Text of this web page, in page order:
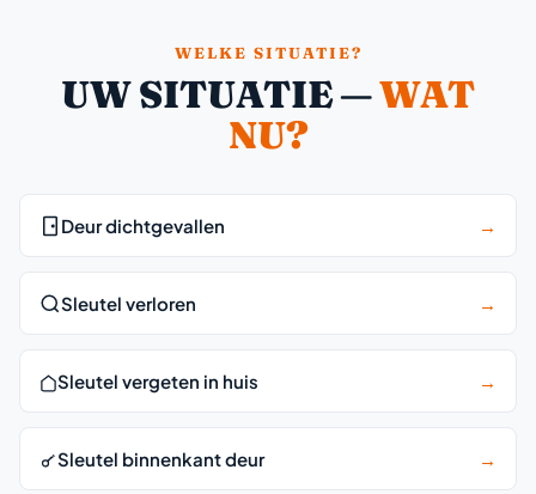
WELKE SITUATIE?
UW SITUATIE —WAT
NU?
Deur dichtgevallen →
Sleutel verloren →
Sleutel vergeten in huis →
Sleutel binnenkant deur →